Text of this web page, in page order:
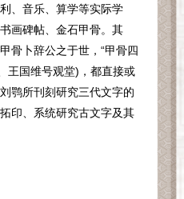
、音乐、算学等实际学
画碑帖、金石甲骨。其
骨卜辞公之于世，“甲骨四
王国维号观堂) ，都直接或
鹗所刊刻研究三代文字的
印、系统研究古文字及其